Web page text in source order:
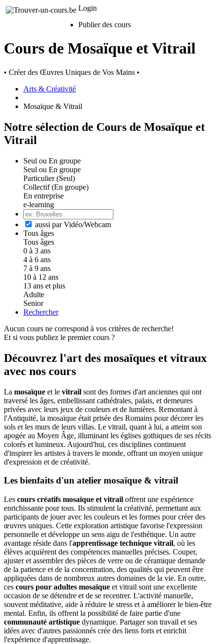
Login
Publier des cours
Cours de Mosaïque et Vitrail
• Créer des Œuvres Uniques de Vos Mains •
Arts & Créativité
Mosaïque & Vitrail
Notre sélection de Cours de Mosaïque et
Vitrail
Seul ou En groupe
Seul ou En groupe
Particulier (Seul)
Collectif (En groupe)
En entreprise
e-learning
aussi par Vidéo/Webcam
Tous âges
Tous âges
0 à 3 ans
4 à 6 ans
7 à 9 ans
10 à 12 ans
13 ans et plus
Adulte
Senior
Rechercher
Aucun cours ne correspond à vos critères de recherche!
Et si vous publiez le premier cours ?
Découvrez l'art des mosaïques et vitraux
avec nos cours
La mosaïque et le vitrail sont des formes d'art anciennes qui ont
traversé les âges, embellissant cathédrales, palais, et demeures
privées avec leurs jeux de couleurs et de lumières. Remontant à
l'Antiquité, la mosaïque était prisée des Romains pour décorer les
sols et les murs de leurs villas. Le vitrail, quant à lui, a atteint son
apogée au Moyen Âge, illuminant les églises gothiques de ses récits
colorés et lumineux. Aujourd'hui, ces disciplines continuent
d'inspirer les artistes à travers le monde, offrant un moyen unique
d'expression et de créativité.
Les bienfaits d'un atelier mosaïque & vitrail
Les cours créatifs mosaïque et vitrail offrent une expérience
enrichissante pour tous. Ils stimulent la créativité, permettant aux
participants de jouer avec les couleurs et les formes pour créer des
œuvres uniques. Cette exploration artistique favorise l'expression
personnelle et développe un sens aigu de l'esthétique. Un autre
avantage réside dans l'apprentissage technique vitrail, où les
élèves acquièrent des compétences manuelles précises. Couper,
ajuster et assembler des pièces de verre ou de céramique demande
de la patience et de la concentration, des qualités qui peuvent être
appliquées dans de nombreux autres domaines de la vie. En outre,
ces cours pour adultes mosaïque et vitrail sont une excellente
occasion de se détendre et de se recentrer. L'activité manuelle,
souvent méditative, aide à réduire le stress et à améliorer le bien-être
mental. Enfin, ils offrent la possibilité de faire partie d'une
communauté artistique dynamique. Partager son travail et ses
idées avec d'autres passionnés crée des liens forts et enrichit
l'expérience d'apprentissage.